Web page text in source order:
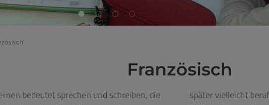
Französisch
bedeutet sprechen und schreiben, die
beruflich. Französisch kann am Lise-